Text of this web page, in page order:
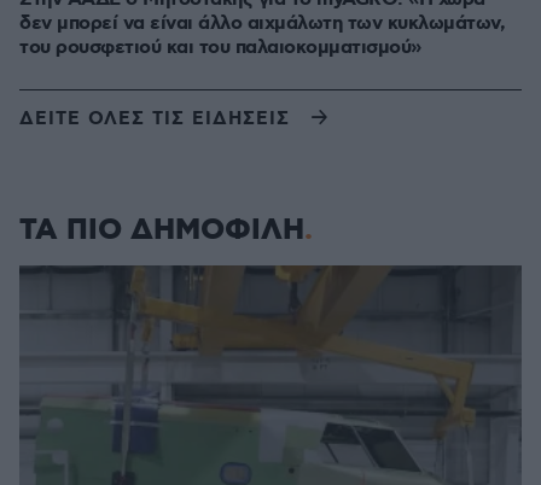
δεν μπορεί να είναι άλλο αιχμάλωτη των κυκλωμάτων,
του ρουσφετιού και του παλαιοκομματισμού»
ΔΕΙΤΕ ΟΛΕΣ ΤΙΣ ΕΙΔΗΣΕΙΣ
ΤΑ ΠΙΟ ΔΗΜΟΦΙΛΗ